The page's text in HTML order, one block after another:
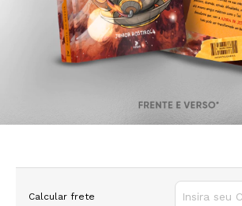
Calcular frete